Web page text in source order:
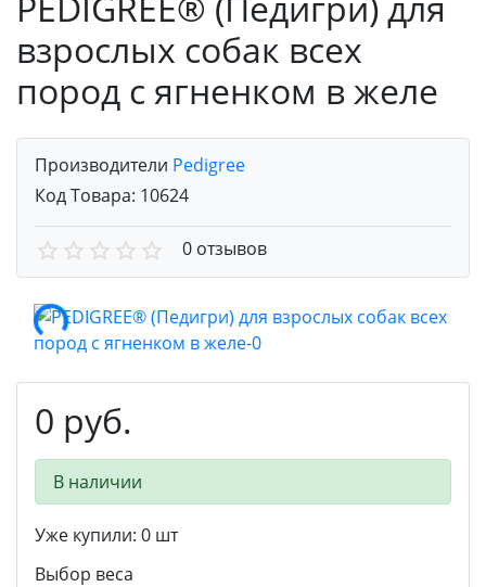
взрослых собак всех
пород с ягненком в желе
Производители Pedigree
Код Товара: 10624
0 отзывов
0 руб.
В наличии
Уже купили: 0 шт
Выбор веса